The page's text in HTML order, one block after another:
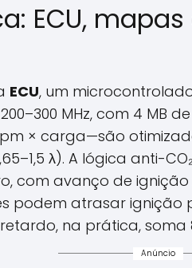
ECU,
ECU, um
MHz, com 4 MB
× carga—são
λ). A lógica anti-
com avanço de
podem atrasar ignição
na prática, soma
Anúncio